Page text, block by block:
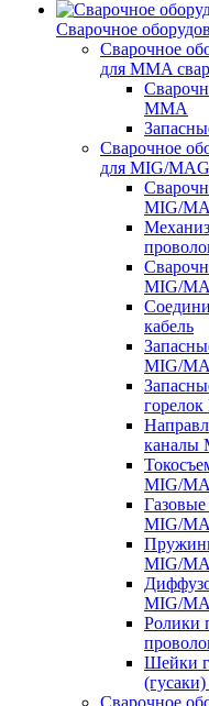
Сварочное
Сварочное
для MMA
MMA
Сварочное
для MIG/
MIG/
MIG/
кабель
MIG/
каналы
MIG/
Газовые
MIG/
MIG/
MIG/
Ролики
Шейки
Сварочное